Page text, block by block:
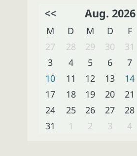
<< Aug. 2026
M D M D F
27
28 29 30 31
3
4 5 6 7
10
11 12 13 14
17
18 19 20 21
24
25 26 27 28
31
1 2 3 4